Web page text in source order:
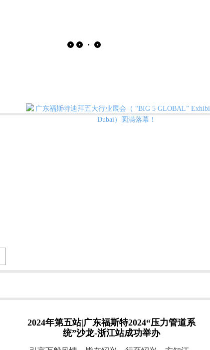
2024年第五站|广东福斯特2024“压力管道系
统”沙龙-浙江站成功举办